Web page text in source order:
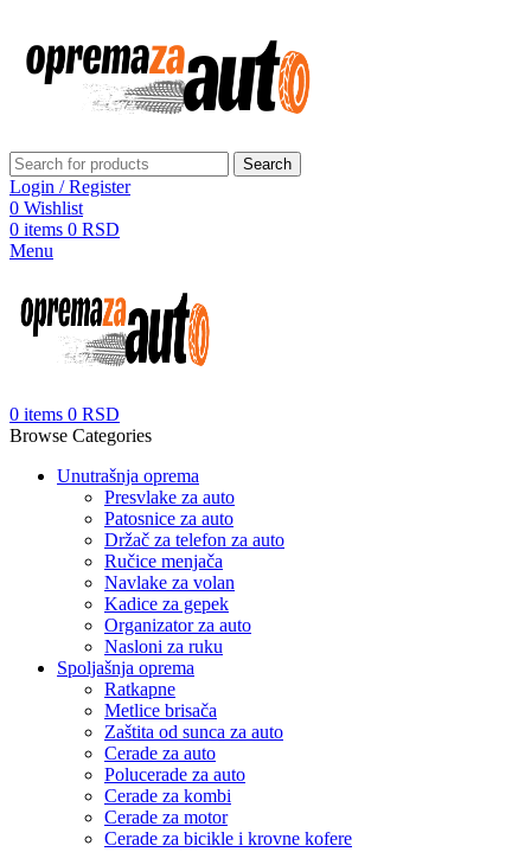
Search
Login / Register
0 Wishlist
0 items 0 RSD
Menu
0 items 0 RSD
Browse Categories
Unutrašnja oprema
Presvlake za auto
Patosnice za auto
Držač za telefon za auto
Ručice menjača
Navlake za volan
Kadice za gepek
Organizator za auto
Nasloni za ruku
Spoljašnja oprema
Ratkapne
Metlice brisača
Zaštita od sunca za auto
Cerade za auto
Polucerade za auto
Cerade za kombi
Cerade za motor
Cerade za bicikle i krovne kofere